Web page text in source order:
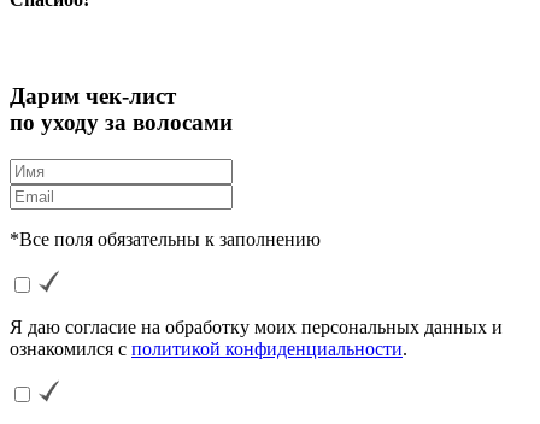
Дарим чек-лист
по уходу за волосами
*Все поля обязательны к заполнению
Я даю согласие на обработку моих персональных данных и
ознакомился с политикой конфиденциальности.